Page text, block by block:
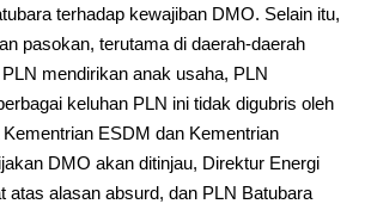
terhadap kewajiban DMO. Selain itu,
pasokan, terutama di daerah-daerah
mendirikan anak usaha, PLN
keluhan PLN ini tidak digubris oleh
ESDM dan Kementrian
DMO akan ditinjau, Direktur Energi
atas alasan absurd, dan PLN Batubara